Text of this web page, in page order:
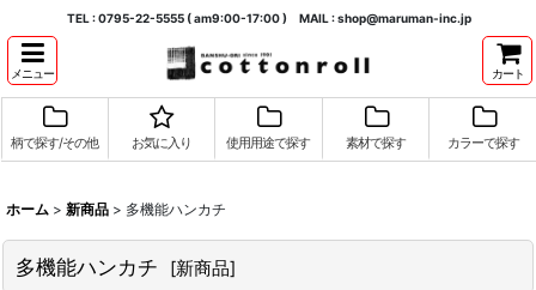
TEL : 0795-22-5555 ( am9:00-17:00 ) MAIL : shop@maruman-inc.jp
メニュー カート
柄で探す/その他 お気に入り 使用用途で探す 素材で探す カラーで探す
ホーム > 新商品 > 多機能ハンカチ
多機能ハンカチ [新商品]